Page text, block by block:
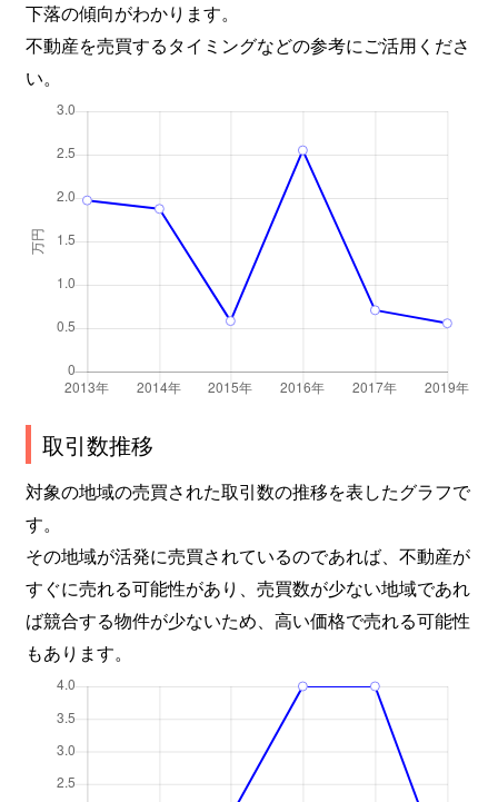
下落の傾向がわかります。
不動産を売買するタイミングなどの参考にご活用くださ
い。
取引数推移
対象の地域の売買された取引数の推移を表したグラフで
す。
その地域が活発に売買されているのであれば、不動産が
すぐに売れる可能性があり、売買数が少ない地域であれ
ば競合する物件が少ないため、高い価格で売れる可能性
もあります。